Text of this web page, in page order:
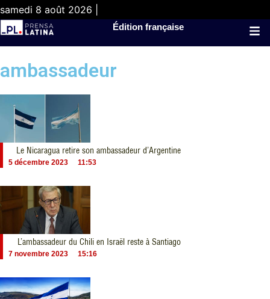
samedi 8 août 2026 |
Édition française
ambassadeur
Le Nicaragua retire son ambassadeur d’Argentine
5 décembre 2023 11:53
L’ambassadeur du Chili en Israël reste à Santiago
7 novembre 2023 15:16